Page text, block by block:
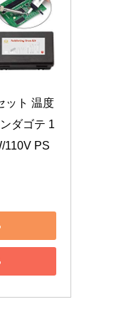
ット 温度
ダゴテ 1
110V PS